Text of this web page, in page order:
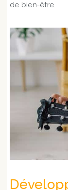
de bien-être.